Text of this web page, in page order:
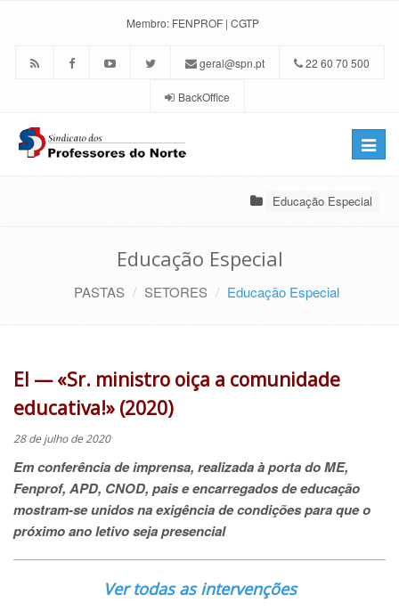
Membro: FENPROF | CGTP
geral@spn.pt 22 60 70 500
BackOffice
Toggle
Educação Especial
Educação Especial
PASTAS SETORES Educação Especial
EI — «Sr. ministro oiça a comunidade
educativa!» (2020)
28 de julho de 2020
Em conferência de imprensa, realizada à porta do ME,
Fenprof, APD, CNOD, pais e encarregados de educação
mostram-se unidos na exigência de condições para que o
próximo ano letivo seja presencial
Ver todas as intervenções